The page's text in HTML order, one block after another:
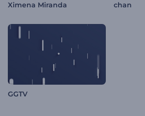
Ximena Miranda chan
GGTV